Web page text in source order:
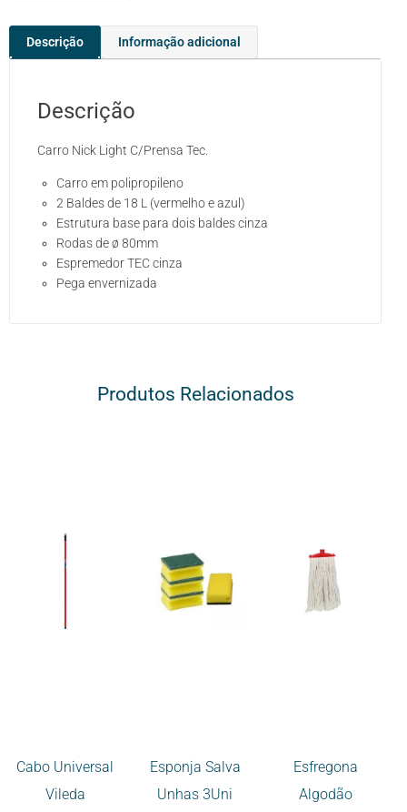
Descrição Informação adicional
Descrição
Carro Nick Light C/Prensa Tec.
Carro em polipropileno
2 Baldes de 18 L (vermelho e azul)
Estrutura base para dois baldes cinza
Rodas de ø 80mm
Espremedor TEC cinza
Pega envernizada
Produtos Relacionados
Cabo Universal
Vileda
Esponja Salva
Unhas 3Uni
Esfregona
Algodão